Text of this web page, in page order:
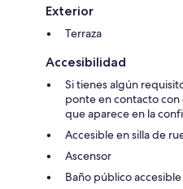
Exterior
Terraza
Accesibilidad
Si tienes algún
ponte en contacto con
que aparece en la
Accesible en silla de
Ascensor
Baño público